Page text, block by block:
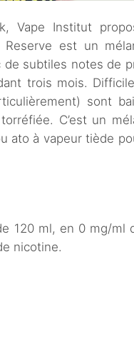
Vape Institut
Reserve est un
subtiles notes de
trois mois.
sont
C’est un
ato à vapeur tiède
120 ml, en 0 mg/ml
nicotine.